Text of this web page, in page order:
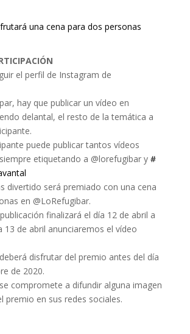
una cena para dos personas
el perfil de Instagram de
hay que publicar un vídeo en
delantal, el resto de la temática a
puede publicar tantos vídeos
etiquetando a @lorefugibar y #
divertido será premiado con una cena
en @LoRefugibar.
finalizará el día 12 de abril a
13 de abril anunciaremos el vídeo
disfrutar del premio antes del día
de 2020.
compromete a difundir alguna imagen
premio en sus redes sociales.